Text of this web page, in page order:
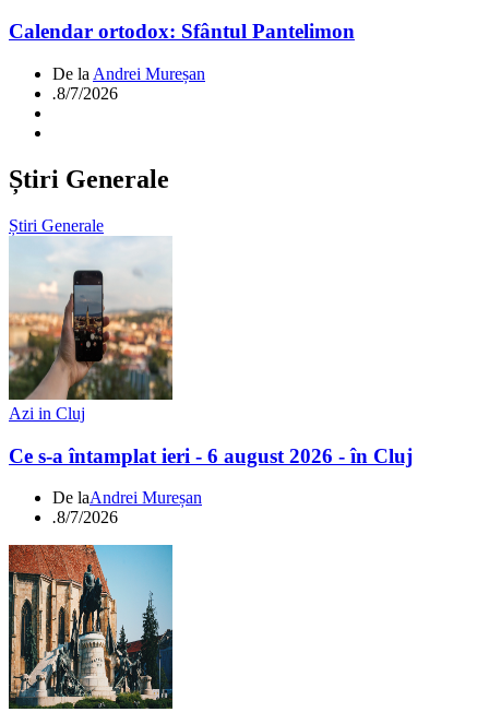
Calendar ortodox: Sfântul Pantelimon
De la Andrei Mureșan
.8/7/2026
Știri Generale
Știri Generale
Azi in Cluj
Ce s-a întamplat ieri - 6 august 2026 - în Cluj
De laAndrei Mureșan
.8/7/2026